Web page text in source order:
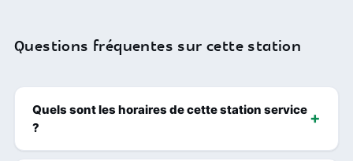
Questions fréquentes sur cette station
Quels sont les horaires de cette station service
?